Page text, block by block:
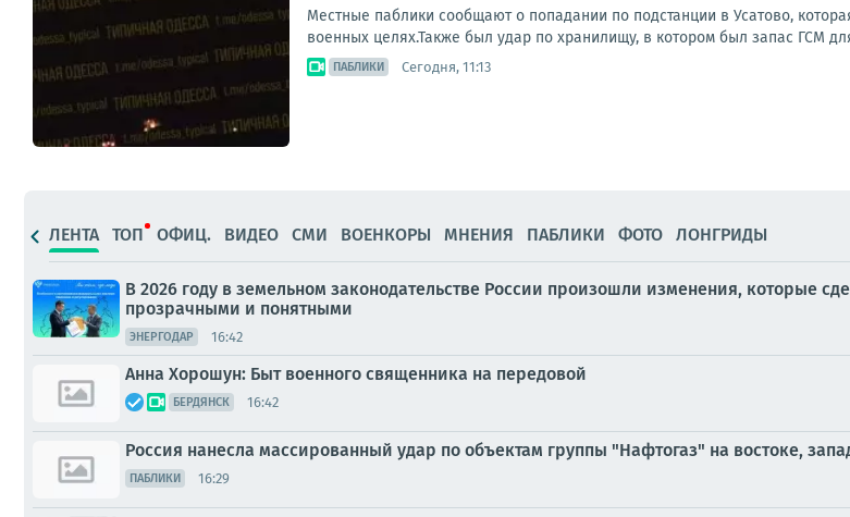
Местные паблики сообщают о попадании по подстанции в Усатово,
военных целях.Также был удар по хранилищу, в котором был запас ГСМ
ПАБЛИКИ Сегодня, 11:13
ЛЕНТА ТОП ОФИЦ. ВИДЕО СМИ ВОЕНКОРЫ МНЕНИЯ ПАБЛИКИ ФОТО ЛОНГРИДЫ
В 2026 году в земельном законодательстве России произошли изменения, которые
прозрачными и понятными
ЭНЕРГОДАР 16:42
Анна Хорошун: Быт военного священника на передовой
БЕРДЯНСК 16:42
Россия нанесла массированный удар по объектам группы "Нафтогаз" на востоке,
ПАБЛИКИ 16:29